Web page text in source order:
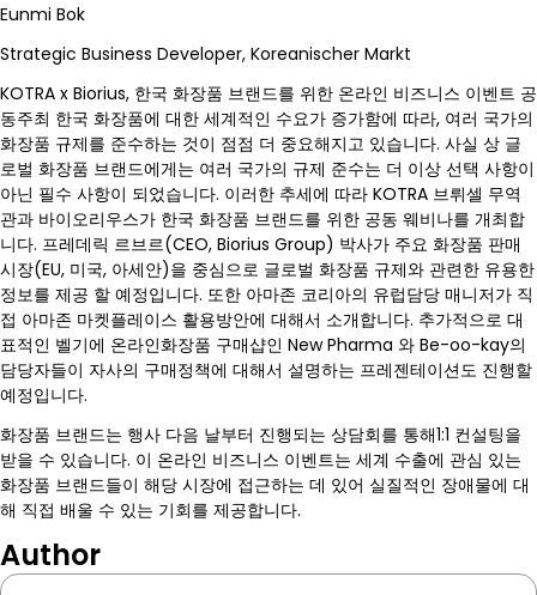
Eunmi Bok
Strategic Business Developer, Koreanischer Markt
KOTRA x Biorius, 한국 화장품 브랜드를 위한 온라인 비즈니스 이벤트 공
동주최 한국 화장품에 대한 세계적인 수요가 증가함에 따라, 여러 국가의
화장품 규제를 준수하는 것이 점점 더 중요해지고 있습니다. 사실 상 글
로벌 화장품 브랜드에게는 여러 국가의 규제 준수는 더 이상 선택 사항이
아닌 필수 사항이 되었습니다. 이러한 추세에 따라 KOTRA 브뤼셀 무역
관과 바이오리우스가 한국 화장품 브랜드를 위한 공동 웨비나를 개최합
니다. 프레데릭 르브르(CEO, Biorius Group) 박사가 주요 화장품 판매
시장(EU, 미국, 아세안)을 중심으로 글로벌 화장품 규제와 관련한 유용한
정보를 제공 할 예정입니다. 또한 아마존 코리아의 유럽담당 매니저가 직
접 아마존 마켓플레이스 활용방안에 대해서 소개합니다. 추가적으로 대
표적인 벨기에 온라인화장품 구매샵인 New Pharma 와 Be-oo-kay의
담당자들이 자사의 구매정책에 대해서 설명하는 프레젠테이션도 진행할
예정입니다.
화장품 브랜드는 행사 다음 날부터 진행되는 상담회를 통해1:1 컨설팅을
받을 수 있습니다. 이 온라인 비즈니스 이벤트는 세계 수출에 관심 있는
화장품 브랜드들이 해당 시장에 접근하는 데 있어 실질적인 장애물에 대
해 직접 배울 수 있는 기회를 제공합니다.
Author